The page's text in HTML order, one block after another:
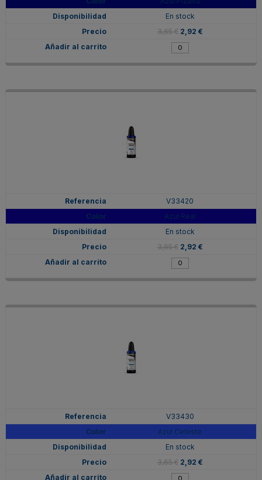
En stock
3,65 € 2,92 €
V33420
Azul Real
En stock
3,65 € 2,92 €
V33430
Azul Celeste
En stock
3,65 € 2,92 €